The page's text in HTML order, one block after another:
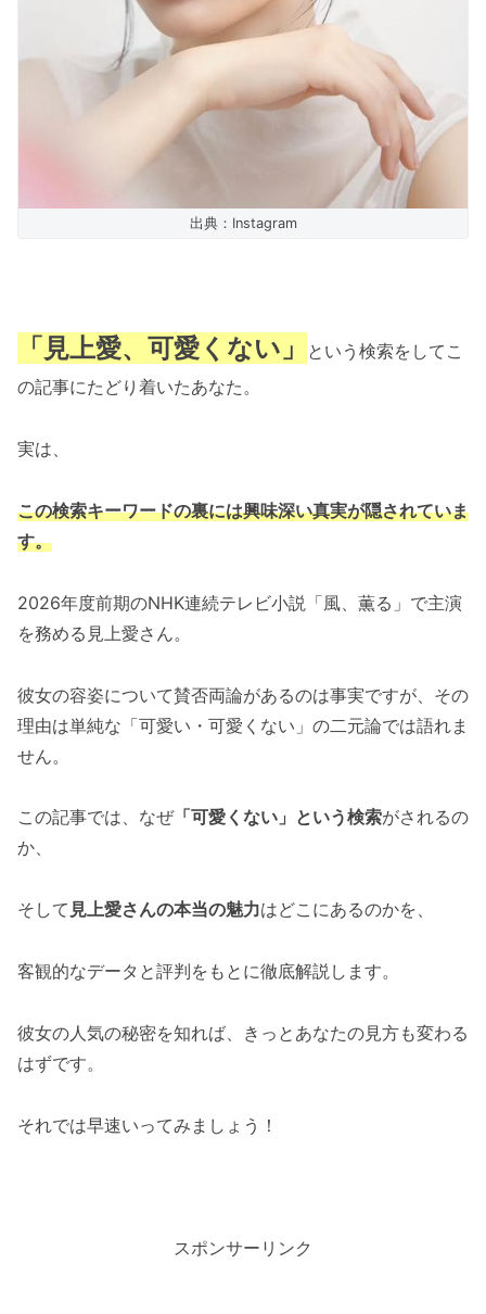
出典：Instagram
「見上愛、可愛くない」
という検索をしてこ
の記事にたどり着いたあなた。
実は、
この検索キーワードの裏には興味深い真実が隠されていま
す。
2026年度前期のNHK連続テレビ小説「風、薫る」で主演
を務める見上愛さん。
彼女の容姿について賛否両論があるのは事実ですが、その
理由は単純な「可愛い・可愛くない」の二元論では語れま
せん。
この記事では、なぜ「可愛くない」という検索がされるの
か、
そして 見上愛さんの本当の魅力はどこにあるのかを、
客観的なデータと評判をもとに徹底解説します。
彼女の人気の秘密を知れば、きっとあなたの見方も変わる
はずです。
それでは早速いってみましょう！
スポンサーリンク